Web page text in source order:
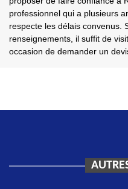
professionnel qui a plusieurs
respecte les délais convenus.
renseignements, il suffit de
occasion de demander un